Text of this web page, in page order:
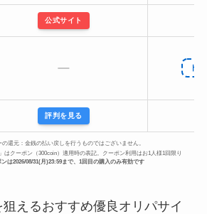
公式サイト
ド
評判を見る
の還元：金銭の払い戻しを行うものではございません。
はクーポン（300coin）適用時の表記。クーポン利用はお1人様1回限り
は2026/08/31(月)23:59まで、1回目の購入のみ有効です
えるおすすめ優良オリパサイ